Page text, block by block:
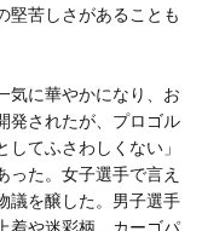
堅苦しさがあることも
気に華やかになり、お
発されたが、プロゴル
てふさわしくない」
った。女子選手で言え
議を醸した。男子選手